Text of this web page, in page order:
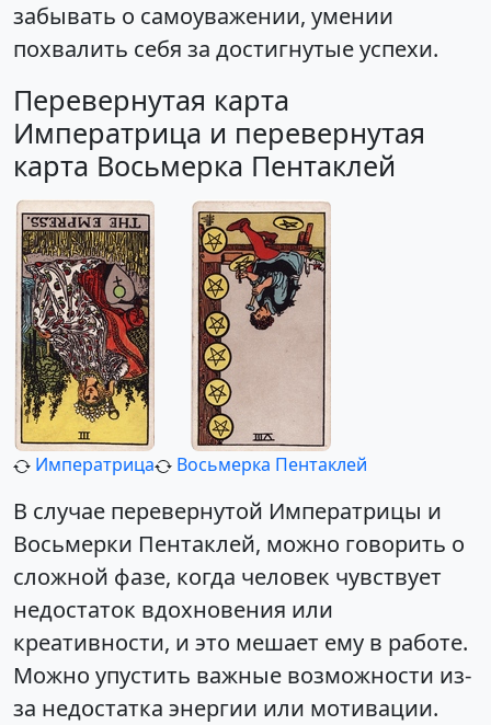
забывать о самоуважении, умении
похвалить себя за достигнутые успехи.
Перевернутая карта
Императрица и перевернутая
карта Восьмерка Пентаклей
Императрица Восьмерка Пентаклей
В случае перевернутой Императрицы и
Восьмерки Пентаклей, можно говорить о
сложной фазе, когда человек чувствует
недостаток вдохновения или
креативности, и это мешает ему в работе.
Можно упустить важные возможности из-
за недостатка энергии или мотивации.